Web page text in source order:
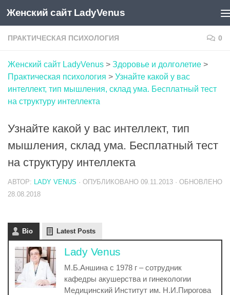
Skip to content
Женский сайт LadyVenus
ПРАКТИЧЕСКАЯ ПСИХОЛОГИЯ 0
Женский сайт LadyVenus > Здоровье и долголетие >
Практическая психология > Узнайте какой у вас
интеллект, тип мышления, склад ума. Бесплатный тест
на структуру интеллекта
Узнайте какой у вас интеллект, тип
мышления, склад ума. Бесплатный тест
на структуру интеллекта
АВТОР: LADY VENUS · ОПУБЛИКОВАНО 09.11.2013 · ОБНОВЛЕНО
28.08.2018
Bio Latest Posts
Lady Venus
М.Б.Аншина с 1978 г – сотрудник
кафедры акушерства и гинекологии
Медицинский Институт им. Н.И.Пирогова